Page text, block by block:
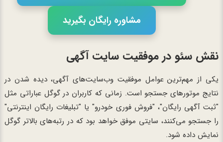
مشاوره رایگان بگیرید
نقش سئو در موفقیت سایت آگهی
یکی از مهم‌ترین عوامل موفقیت وب‌سایت‌های آگهی، دیده شدن در
نتایج موتورهای جستجو است. زمانی که کاربران در گوگل عباراتی مثل
"ثبت آگهی رایگان"، "فروش فوری خودرو" یا "تبلیغات رایگان اینترنتی"
را جستجو می‌کنند، سایتی موفق خواهد بود که در رتبه‌های بالاتر گوگل
نمایش داده شود.